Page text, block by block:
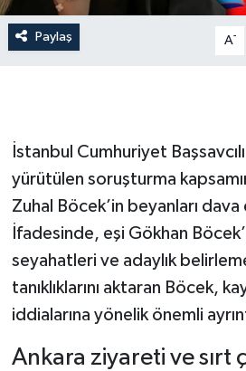
Paylaş A-
İstanbul Cumhuriyet
yürütülen soruşturma
Zuhal Böcek’in beyanları
İfadesinde, eşi Gökhan
seyahatleri ve adaylık
tanıklıklarını aktaran Böcek,
iddialarına yönelik önemli
Ankara ziyareti ve sırt